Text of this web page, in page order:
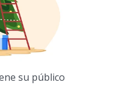
su público